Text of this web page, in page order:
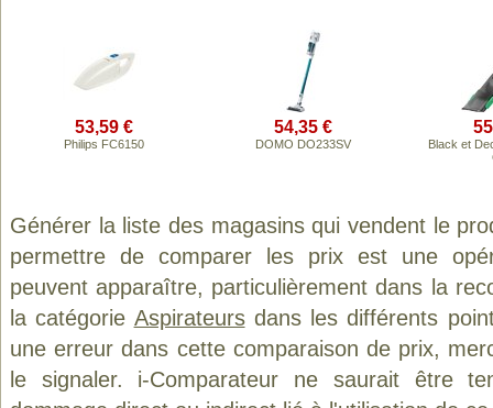
53,59 €
Philips FC6150
54,35 €
DOMO DO233SV
Black et
Générer la liste des magasins qui vendent le
permettre de comparer les prix est une
peuvent apparaître, particulièrement dans la
la catégorie Aspirateursdans les différents
une erreur dans cette comparaison de prix,
le signaler. i-Comparateur ne saurait être